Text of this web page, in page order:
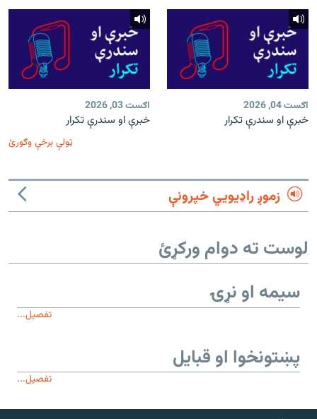
اګست 04, 2026
خبرې او سندرې تکرار
اګست 03, 2026
خبرې او سندرې تکرار
ټولې برخې وګورئ
زموږ راډیويي خپرونې
لوست ته دوام ورکړئ
سیمه او نړۍ
تفصیل...
پښتونخوا او قبایل
تفصیل...